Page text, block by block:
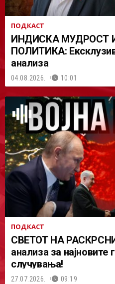
ПОДКАСТ
ИНДИСКА МУДРОСТ
ПОЛИТИКА:
анализа
04.08.2026. 10:01
ПОДКАСТ
СВЕТОТ НА
анализа за најновите
случувања!
27.07.2026. 09:19